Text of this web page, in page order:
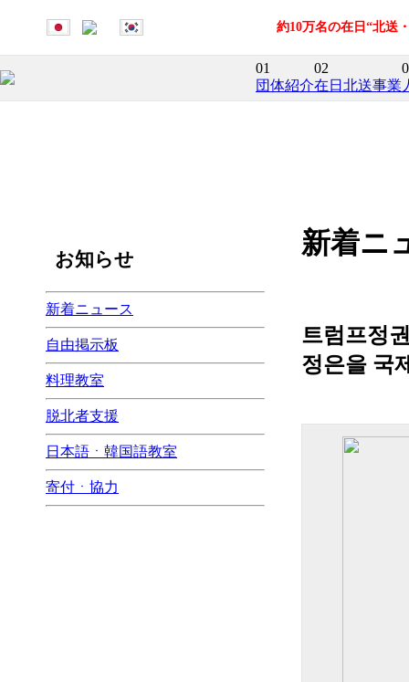
約10万名の在日“北送
01
団体紹介
02
在日北送事業
お知らせ
新着ニュース
自由掲示板
料理教室
脱北者支援
日本語ㆍ韓国語教室
寄付ㆍ協力
新着ニ
트럼프정
정은을 국